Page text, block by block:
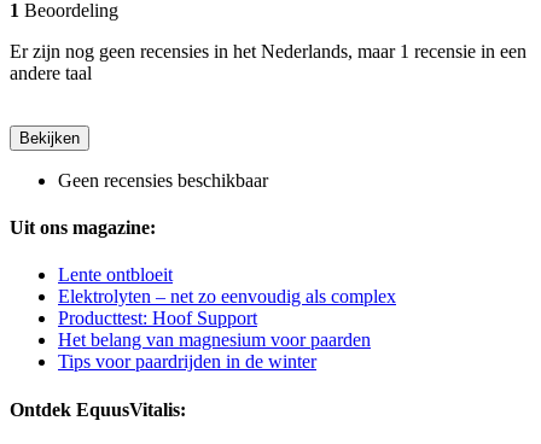
1 Beoordeling
Er zijn nog geen recensies in het Nederlands, maar 1 recensie in een
andere taal
Bekijken
Geen recensies beschikbaar
Uit ons magazine:
Lente ontbloeit
Elektrolyten – net zo eenvoudig als complex
Producttest: Hoof Support
Het belang van magnesium voor paarden
Tips voor paardrijden in de winter
Ontdek EquusVitalis: